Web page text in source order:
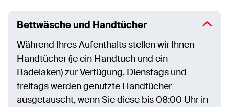
Bettwäsche und Handtücher
Während Ihres Aufenthalts stellen wir Ihnen
Handtücher (je ein Handtuch und ein
Badelaken) zur Verfügung. Dienstags und
freitags werden genutzte Handtücher
ausgetauscht, wenn Sie diese bis 08:00 Uhr in